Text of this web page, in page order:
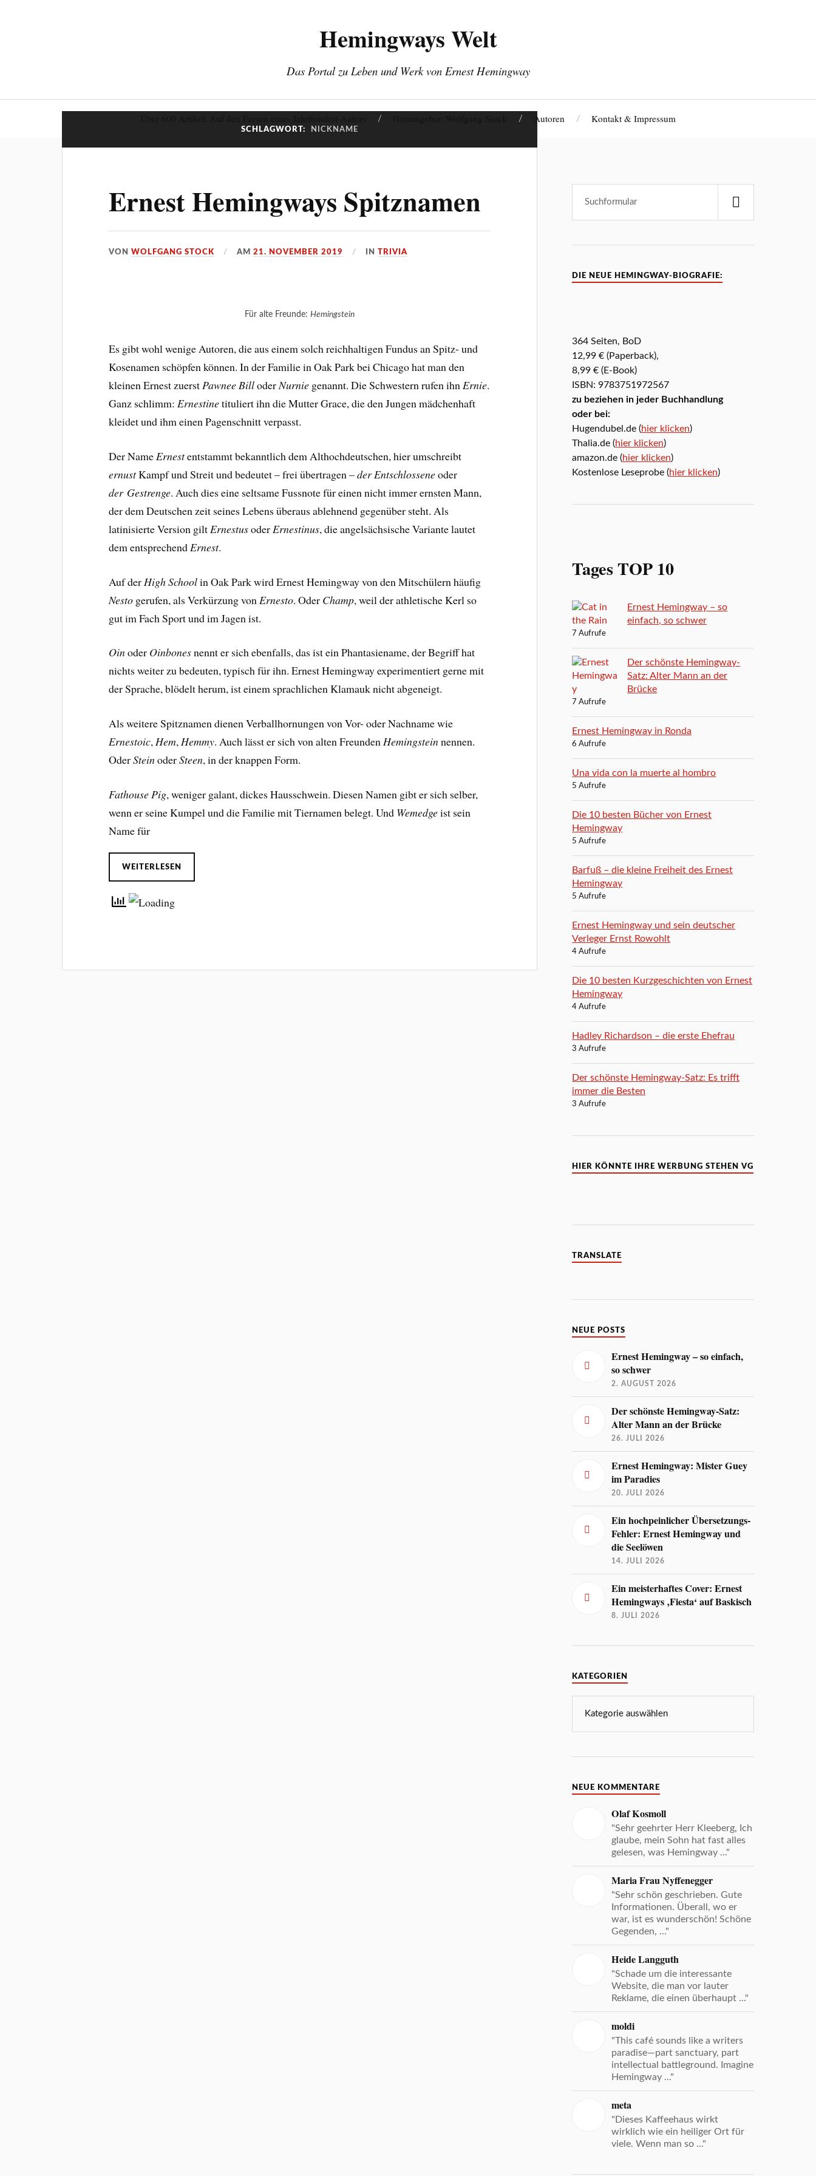
Hemingways Welt
Das Portal zu Leben und Werk von Ernest Hemingway
Autoren Kontakt & Impressum
SCHLAGWORT: NICKNAME
Ernest Hemingways Spitznamen
VONWOLFGANG STOCK AM21. NOVEMBER 2019 INTRIVIA
Für alte Freunde:Hemingstein
Es gibt wohl wenige Autoren, die aus einem solch reichhaltigen Fundus an Spitz- und
Kosenamen schöpfen können. In der Familie in Oak Park bei Chicago hat man den
kleinen Ernest zuerstPawnee BilloderNurnie genannt. Die Schwestern rufen ihnErnie.
Ganz schlimm:Ernestinetituliert ihn die Mutter Grace, die den Jungen mädchenhaft
kleidet und ihm einen Pagenschnitt verpasst.
Der Name Ernestentstammt bekanntlich dem Althochdeutschen, hier umschreibt
ernustKampf und Streit und bedeutet – frei übertragen –der Entschlosseneoder
derGestrenge. Auch dies eine seltsame Fussnote für einen nicht immer ernsten Mann,
der dem Deutschen zeit seines Lebens überaus ablehnend gegenüber steht. Als
latinisierte Version gilt Ernestusoder Ernestinus, die angelsächsische Variante lautet
dem entsprechend Ernest.
Auf der High Schoolin Oak Park wird Ernest Hemingway von den Mitschülern häufig
Nesto gerufen, als Verkürzung von Ernesto. Oder Champ, weil der athletische Kerl so
gut im Fach Sport und im Jagen ist.
Oinoder Oinbonesnennt er sich ebenfalls, das ist ein Phantasiename, der Begriff hat
nichts weiter zu bedeuten, typisch für ihn. Ernest Hemingway experimentiert gerne mit
der Sprache, blödelt herum, ist einem sprachlichen Klamauk nicht abgeneigt.
Als weitere Spitznamen dienen Verballhornungen von Vor- oder Nachname wie
Ernestoic,Hem,Hemmy. Auch lässt er sich von alten FreundenHemingsteinnennen.
OderSteinoderSteen, in der knappen Form.
Fathouse Pig, weniger galant, dickes Hausschwein. Diesen Namen gibt er sich selber,
wenn er seine Kumpel und die Familie mit Tiernamen belegt. Und Wemedgeist sein
Name für
WEITERLESEN
DIE NEUE HEMINGWAY-BIOGRAFIE:
364 Seiten, BoD
12,99 € (Paperback),
8,99 € (E-Book)
ISBN: 9783751972567
zu beziehen in jeder Buchhandlung
oder bei:
Hugendubel.de (hier klicken)
Thalia.de (hier klicken)
amazon.de (hier klicken)
Kostenlose Leseprobe (hier klicken)
Tages TOP 10
Ernest Hemingway – so
einfach, so schwer
7 Aufrufe
Der schönste Hemingway-
Satz: Alter Mann an der
Brücke
7 Aufrufe
Ernest Hemingway in Ronda
6 Aufrufe
Una vida con la muerte al hombro
5 Aufrufe
Die 10 besten Bücher von Ernest
Hemingway
5 Aufrufe
Barfuß – die kleine Freiheit des Ernest
Hemingway
5 Aufrufe
Ernest Hemingway und sein deutscher
Verleger Ernst Rowohlt
4 Aufrufe
Die 10 besten Kurzgeschichten von Ernest
Hemingway
4 Aufrufe
Hadley Richardson – die erste Ehefrau
3 Aufrufe
Der schönste Hemingway-Satz: Es trifft
immer die Besten
3 Aufrufe
HIER KÖNNTE IHRE WERBUNG STEHEN VG
TRANSLATE
NEUE POSTS
Ernest Hemingway – so einfach,
so schwer
2. AUGUST 2026
Der schönste Hemingway-Satz:
Alter Mann an der Brücke
26. JULI 2026
Ernest Hemingway: Mister Guey
im Paradies
20. JULI 2026
Ein hochpeinlicher Übersetzungs-
Fehler: Ernest Hemingway und
die Seelöwen
14. JULI 2026
Ein meisterhaftes Cover: Ernest
Hemingways ‚Fiesta‘ auf Baskisch
8. JULI 2026
KATEGORIEN
NEUE KOMMENTARE
Olaf Kosmoll
"Sehr geehrter Herr Kleeberg, Ich
glaube, mein Sohn hat fast alles
gelesen, was Hemingway ..."
Maria Frau Nyffenegger
"Sehr schön geschrieben. Gute
Informationen. Überall, wo er
war, ist es wunderschön! Schöne
Gegenden, ..."
Heide Langguth
"Schade um die interessante
Website, die man vor lauter
Reklame, die einen überhaupt ..."
moldi
"This café sounds like a writers
paradise—part sanctuary, part
intellectual battleground. Imagine
Hemingway ..."
meta
"Dieses Kaffeehaus wirkt
wirklich wie ein heiliger Ort für
viele. Wenn man so ..."